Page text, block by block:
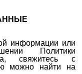
информации или
Политики
свяжитесь с
можно найти на